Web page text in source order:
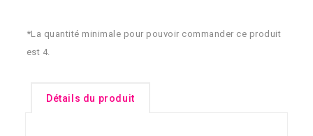
*La quantité minimale pour pouvoir commander ce produit
est 4.
Détails du produit